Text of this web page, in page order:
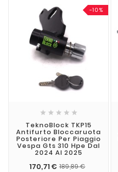
-10%
    
TeknoBlock TKP15
Antifurto Bloccaruota
Posteriore Per Piaggio
Vespa Gts 310 Hpe Dal
2024 Al 2025
170,71 € 189,89 €